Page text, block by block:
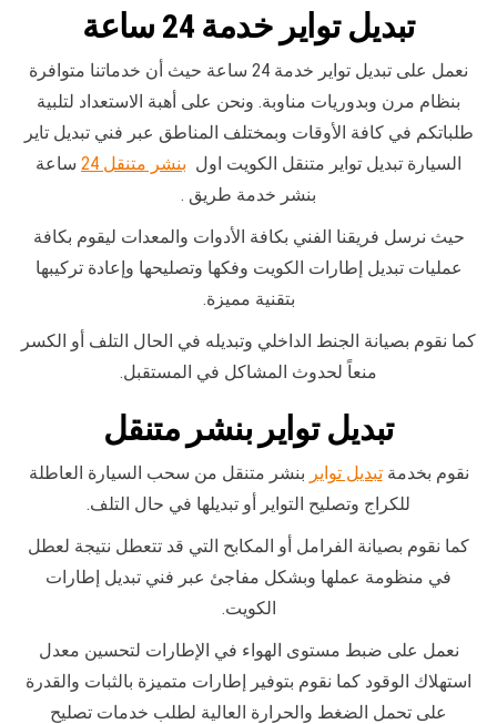
تبديل تواير خدمة 24 ساعة
نعمل على تبديل تواير خدمة 24 ساعة حيث أن خدماتنا متوافرة
بنظام مرن وبدوريات مناوبة. ونحن على أهبة الاستعداد لتلبية
طلباتكم في كافة الأوقات وبمختلف المناطق عبر فني تبديل تاير
السيارة تبديل تواير متنقل الكويت اول بنشر متنقل 24
ساعة
بنشر خدمة طريق .
حيث نرسل فريقنا الفني بكافة الأدوات والمعدات ليقوم بكافة
عمليات تبديل إطارات الكويت وفكها وتصليحها وإعادة تركيبها
بتقنية مميزة.
كما نقوم بصيانة الجنط الداخلي وتبديله في الحال التلف أو الكسر
منعاً لحدوث المشاكل في المستقبل.
تبديل تواير بنشر متنقل
نقوم بخدمةتبديل تواير بنشر متنقل من سحب السيارة العاطلة
للكراج وتصليح التواير أو تبديلها في حال التلف.
كما نقوم بصيانة الفرامل أو المكابح التي قد تتعطل نتيجة لعطل
في منظومة عملها وبشكل مفاجئ عبر فني تبديل إطارات
الكويت.
نعمل على ضبط مستوى الهواء في الإطارات لتحسين معدل
استهلاك الوقود كما نقوم بتوفير إطارات متميزة بالثبات والقدرة
على تحمل الضغط والحرارة العالية لطلب خدمات تصليح